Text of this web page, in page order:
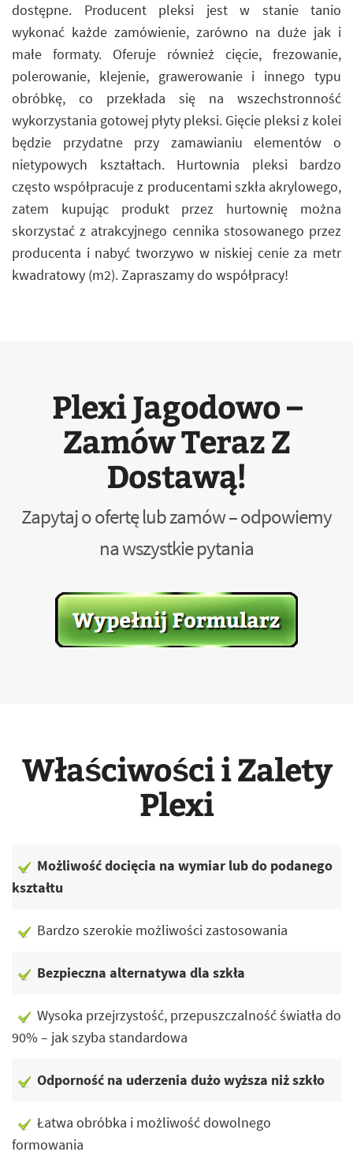
dostępne. Producent pleksi jest w stanie tanio
wykonać każde zamówienie, zarówno na duże jak i
małe formaty. Oferuje również cięcie, frezowanie,
polerowanie, klejenie, grawerowanie i innego typu
obróbkę, co przekłada się na wszechstronność
wykorzystania gotowej płyty pleksi. Gięcie pleksi z kolei
będzie przydatne przy zamawianiu elementów o
nietypowych kształtach. Hurtownia pleksi bardzo
często współpracuje z producentami szkła akrylowego,
zatem kupując produkt przez hurtownię można
skorzystać z atrakcyjnego cennika stosowanego przez
producenta i nabyć tworzywo w niskiej cenie za metr
kwadratowy (m2). Zapraszamy do współpracy!
Plexi Jagodowo –
Zamów Teraz Z
Dostawą!
Zapytaj o ofertę lub zamów – odpowiemy
na wszystkie pytania
Właściwości i Zalety
Plexi
Możliwość docięcia na wymiar lub do podanego
kształtu
Bardzo szerokie możliwości zastosowania
Bezpieczna alternatywa dla szkła
Wysoka przejrzystość, przepuszczalność światła do
90% – jak szyba standardowa
Odporność na uderzenia dużo wyższa niż szkło
Łatwa obróbka i możliwość dowolnego
formowania